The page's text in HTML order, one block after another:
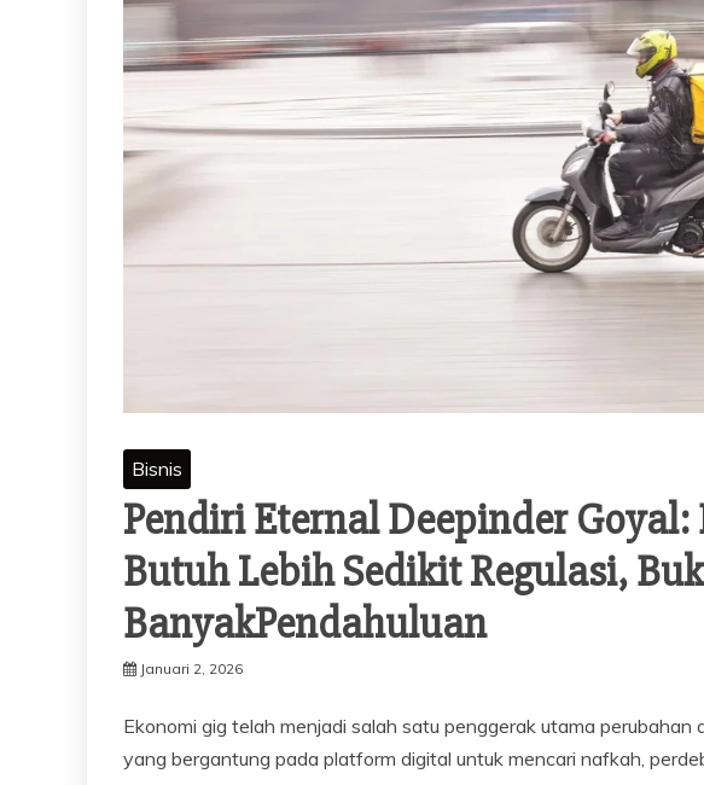
Bisnis
Pendiri Eternal Deepinder
Butuh Lebih Sedikit Regulasi,
BanyakPendahuluan
Januari 2, 2026
Ekonomi gig telah menjadi salah satu penggerak utama perubahan
yang bergantung pada platform digital untuk mencari nafkah,